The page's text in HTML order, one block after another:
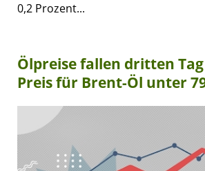
0,2 Prozent...
Ölpreise fallen dritten Tag
Preis für Brent-Öl unter